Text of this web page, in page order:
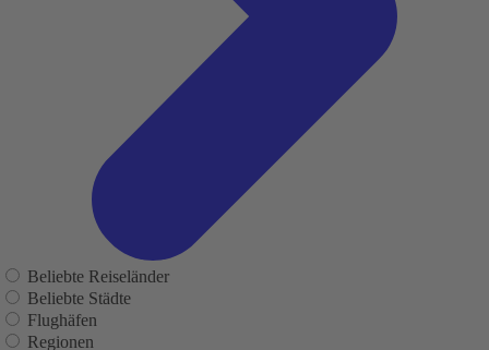
Beliebte Reiseländer
Beliebte Städte
Flughäfen
Regionen